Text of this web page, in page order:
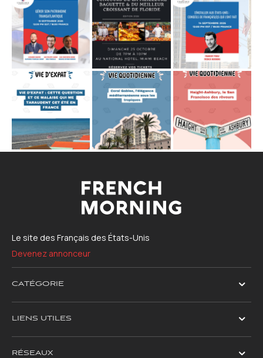
Le site des Français des États-Unis
Devenez annonceur
CATÉGORIE
LIENS UTILES
RÉSEAUX